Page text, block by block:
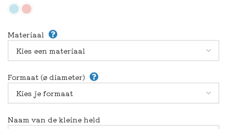
Materiaal
Formaat (⌀ diameter)
Naam van de kleine held